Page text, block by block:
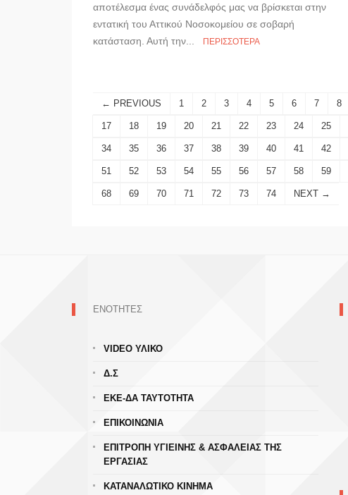
αποτέλεσμα ένας συνάδελφός μας να βρίσκεται στην
εντατική του Αττικού Νοσοκομείου σε σοβαρή
κατάσταση. Αυτή την...
ΠΕΡΙΣΣΌΤΕΡΑ
← PREVIOUS 1 2 3 4 5 6 7 8
17 18 19 20 21 22 23 24 25
34 35 36 37 38 39 40 41 42
51 52 53 54 55 56 57 58 59
68 69 70 71 72 73 74 NEXT →
ΕΝΟΤΗΤΕΣ
VIDEO ΥΛΙΚΟ
Δ.Σ
ΕΚΕ-ΔΑ ΤΑΥΤΟΤΗΤΑ
ΕΠΙΚΟΙΝΩΝΙΑ
ΕΠΙΤΡΟΠΗ ΥΓΙΕΙΝΗΣ & ΑΣΦΑΛΕΙΑΣ ΤΗΣ
ΕΡΓΑΣΙΑΣ
ΚΑΤΑΝΑΛΩΤΙΚΟ ΚΙΝΗΜΑ